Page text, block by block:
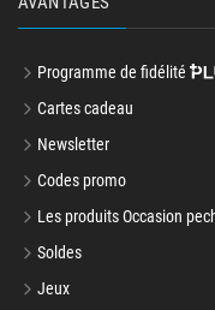
Programme de fidélité
Cartes cadeau
Newsletter
Codes promo
Les produits Occasion
Soldes
Jeux